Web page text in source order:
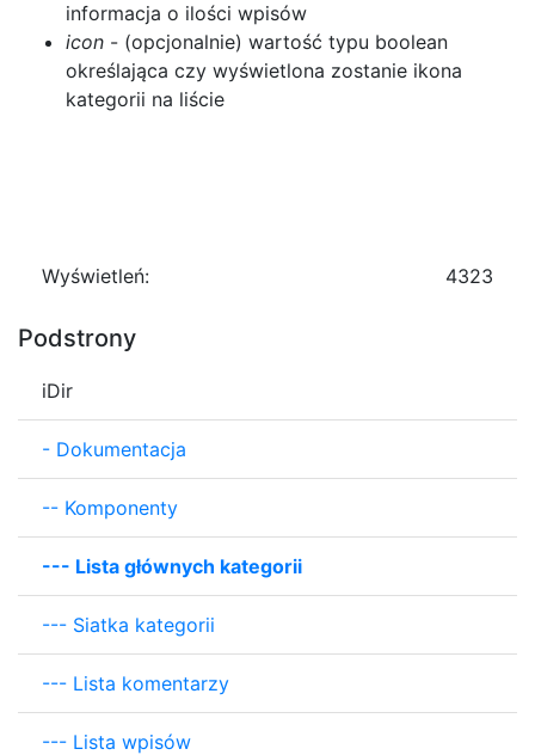
informacja o ilości wpisów
icon - (opcjonalnie) wartość typu boolean
określająca czy wyświetlona zostanie ikona
kategorii na liście
Wyświetleń: 4323
Podstrony
iDir
- Dokumentacja
-- Komponenty
--- Lista głównych kategorii
--- Siatka kategorii
--- Lista komentarzy
--- Lista wpisów